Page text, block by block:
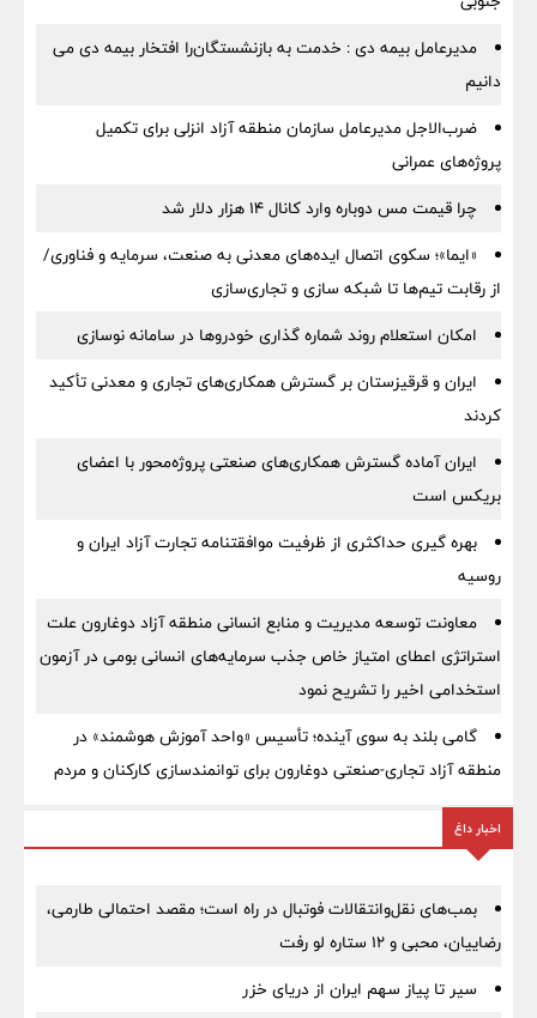
مدیرعامل بیمه دی : خدمت به بازنشستگان‌را افتخار بیمه دی می
دانیم
ضرب‌الاجل مدیرعامل سازمان منطقه آزاد انزلی برای تكمیل
پروژه‌های عمرانی
چرا قیمت مس دوباره وارد کانال ۱۴ هزار دلار شد
«ایما»؛ سکوی اتصال ایده‌های معدنی به صنعت، سرمایه و فناوری/
از رقابت تیم‌ها تا شبکه سازی و تجاری‌سازی
امکان استعلام روند شماره گذاری خودروها در سامانه نوسازی
ایران و قرقیزستان بر گسترش همکاری‌های تجاری و معدنی تأکید
کردند
ایران آماده گسترش همکاری‌های صنعتی پروژه‌محور با اعضای
بریکس است
بهره گیری حداکثری از ظرفیت موافقتنامه تجارت آزاد ایران و
روسیه
معاونت توسعه مدیریت و منابع انسانی منطقه آزاد دوغارون علت
استراتژی اعطای امتیاز خاص جذب سرمایه‌های انسانی بومی در آزمون
استخدامی اخیر را تشریح نمود
گامی بلند به سوی آینده؛ تأسیس «واحد آموزش هوشمند» در
منطقه آزاد تجاری-صنعتی دوغارون برای توانمندسازی کارکنان و مردم
اخبار داغ
بمب‌های نقل‌وانتقالات فوتبال در راه است؛ مقصد احتمالی طارمی،
رضاییان، محبی و ۱۲ ستاره لو رفت
سیر تا پیاز سهم ایران از دریای خزر